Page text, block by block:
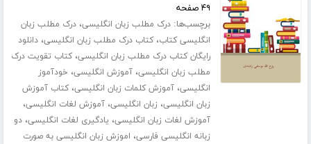
۴۹ صفحه
برچسب‌ها:درک مطلب زبان انگلیسی،درک مطلب زبان
انگلیسی کتاب،کتاب درک مطلب زبان انگلیسی،دانلود
رایگان کتاب درک مطلب زبان انگلیسی،کتاب تقویت درک
مطلب زبان انگلیسی،آموزش انگلیسی، خودآموز
انگلیسی،آموزش کلمات زبان انگلیسی،کتاب آموزش
زبان انگلیسی، زبان انگلیسی،آموزش لغات انگلیسی،
آموزش لغات زبان انگلیسی، یادگیری لغات انگلیسی،دو
زبانه انگلیسی فارسی، اموزش زبان انگلیسی به صورت